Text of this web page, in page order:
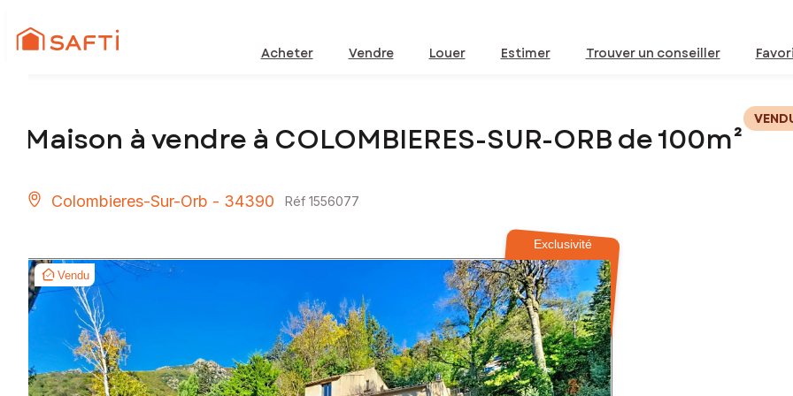
Acheter Vendre Louer Estimer Trouver un conseiller
Maison à vendre à COLOMBIERES-SUR-ORB de 100m²
Colombieres-Sur-Orb - 34390 Réf 1556077
Exclusivité
Vendu